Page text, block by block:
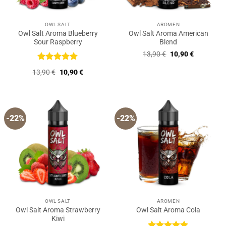
OWL SALT
Owl Salt Aroma Blueberry
Sour Raspberry
Bewertet
mit 5 von
13,90€ Ursprünglicher
Preis
10,90€Aktueller
AROMEN
Owl Salt Aroma American
Blend
13,90€ Ursprünglicher
Preis
10,90€Aktueller
-22%
OWL SALT
Owl Salt Aroma Strawberry
Kiwi
-22%
AROMEN
Owl Salt Aroma Cola